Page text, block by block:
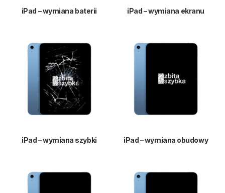
iPad – wymiana baterii iPad – wymiana ekranu
iPad – wymiana szybki iPad – wymiana obudowy